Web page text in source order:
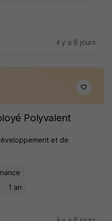
il y a 6 jours
Polyvalent
et de
1 an